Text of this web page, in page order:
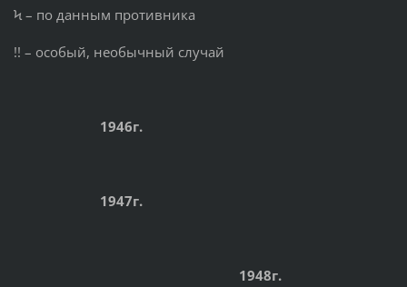
Ϟ – по данным противника
!! – особый, необычный случай
1946г.
1947г.
1948г.